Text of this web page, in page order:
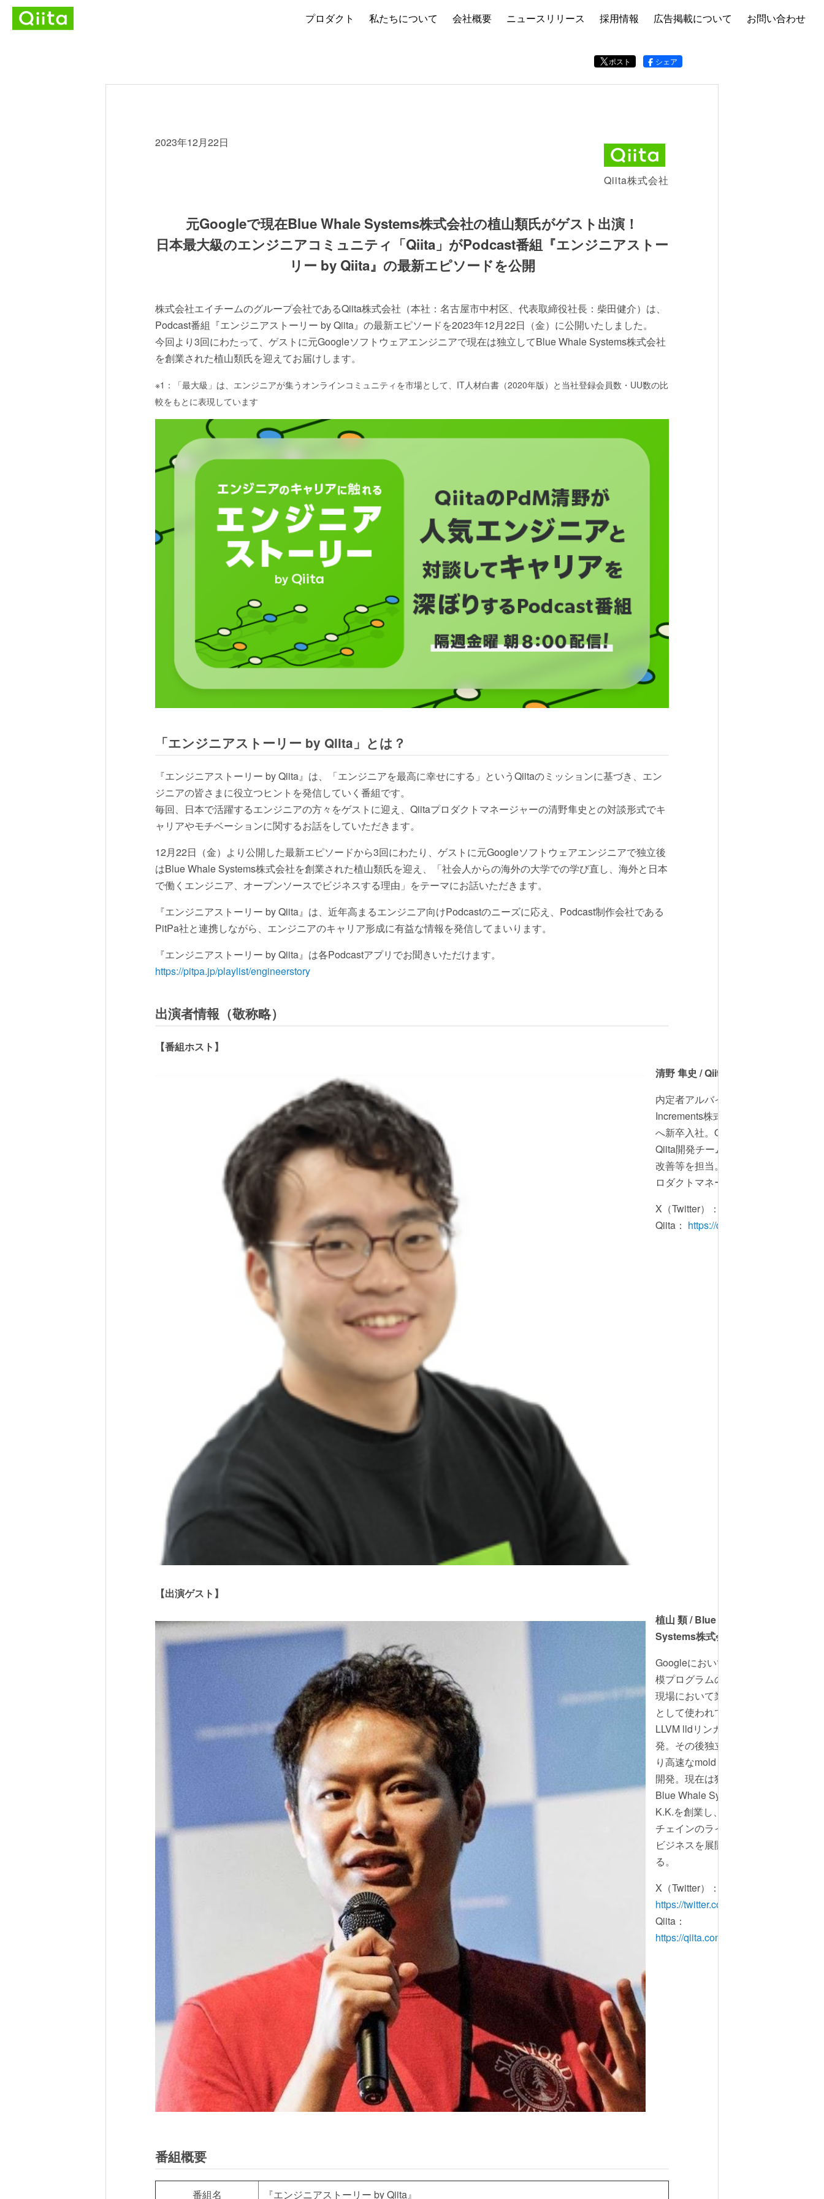
プロダクト 私たちについて 会社概要 ニュースリリース 採用情報 広告掲載について お問い合わせ
ポスト シェア
2023年12月22日
Qiita株式会社
元Googleで現在Blue Whale Systems株式会社の植山類氏がゲスト出演！
日本最大級のエンジニアコミュニティ「Qiita」がPodcast番組『エンジニアストー
リー by Qiita』の最新エピソードを公開
株式会社エイチームのグループ会社であるQiita株式会社（本社：名古屋市中村区、代表取締役社長：柴田健介）は、
Podcast番組『エンジニアストーリー by Qiita』の最新エピソードを2023年12月22日（金）に公開いたしました。
今回より3回にわたって、ゲストに元Googleソフトウェアエンジニアで現在は独立してBlue Whale Systems株式会社
を創業された植山類氏を迎えてお届けします。
※1：「最大級」は、エンジニアが集うオンラインコミュニティを市場として、IT人材白書（2020年版）と当社登録会員数・UU数の比
較をもとに表現しています
「エンジニアストーリー by Qiita」とは？
『エンジニアストーリー by Qiita』は、「エンジニアを最高に幸せにする」というQiitaのミッションに基づき、エン
ジニアの皆さまに役立つヒントを発信していく番組です。
毎回、日本で活躍するエンジニアの方々をゲストに迎え、Qiitaプロダクトマネージャーの清野隼史との対談形式でキ
ャリアやモチベーションに関するお話をしていただきます。
12月22日（金）より公開した最新エピソードから3回にわたり、ゲストに元Googleソフトウェアエンジニアで独立後
はBlue Whale Systems株式会社を創業された植山類氏を迎え、「社会人からの海外の大学での学び直し、海外と日本
で働くエンジニア、オープンソースでビジネスする理由」をテーマにお話いただきます。
『エンジニアストーリー by Qiita』は、近年高まるエンジニア向けPodcastのニーズに応え、Podcast制作会社である
PitPa社と連携しながら、エンジニアのキャリア形成に有益な情報を発信してまいります。
『エンジニアストーリー by Qiita』は各Podcastアプリでお聞きいただけます。
https://pitpa.jp/playlist/engineerstory
出演者情報（敬称略）
【番組ホスト】
清野 隼史 / Qiita株式会社
内定者アルバイトを経て、2019年4月
Increments株式会社（現 Qiita株式会
へ新卒入社。Qiita Jobs開発チーム、
Qiita開発チームでプロダクト開発や
改善等を担当。2020年1月「Qiita」の
ロダクトマネージャーに就任。
X（Twitter）：
Qiita： https://qiita.com/getty104
【出演ゲスト】
植山 類 / Blue Whale
Systems株式会社
Googleにおいて、大規
模プログラムの開発の
現場において業界標準
として使われている
LLVM lldリンカを開
発。その後独立してよ
り高速なmoldリンカを
開発。現在は独立して
Blue Whale Systems
K.K.を創業し、ツール
チェインのライセンス
ビジネスを展開してい
る。
X（Twitter）：
https://twitter.com/rui314
Qiita：
https://qiita.com/ruiu
番組概要
番組名 『エンジニアストーリー by Qiita』